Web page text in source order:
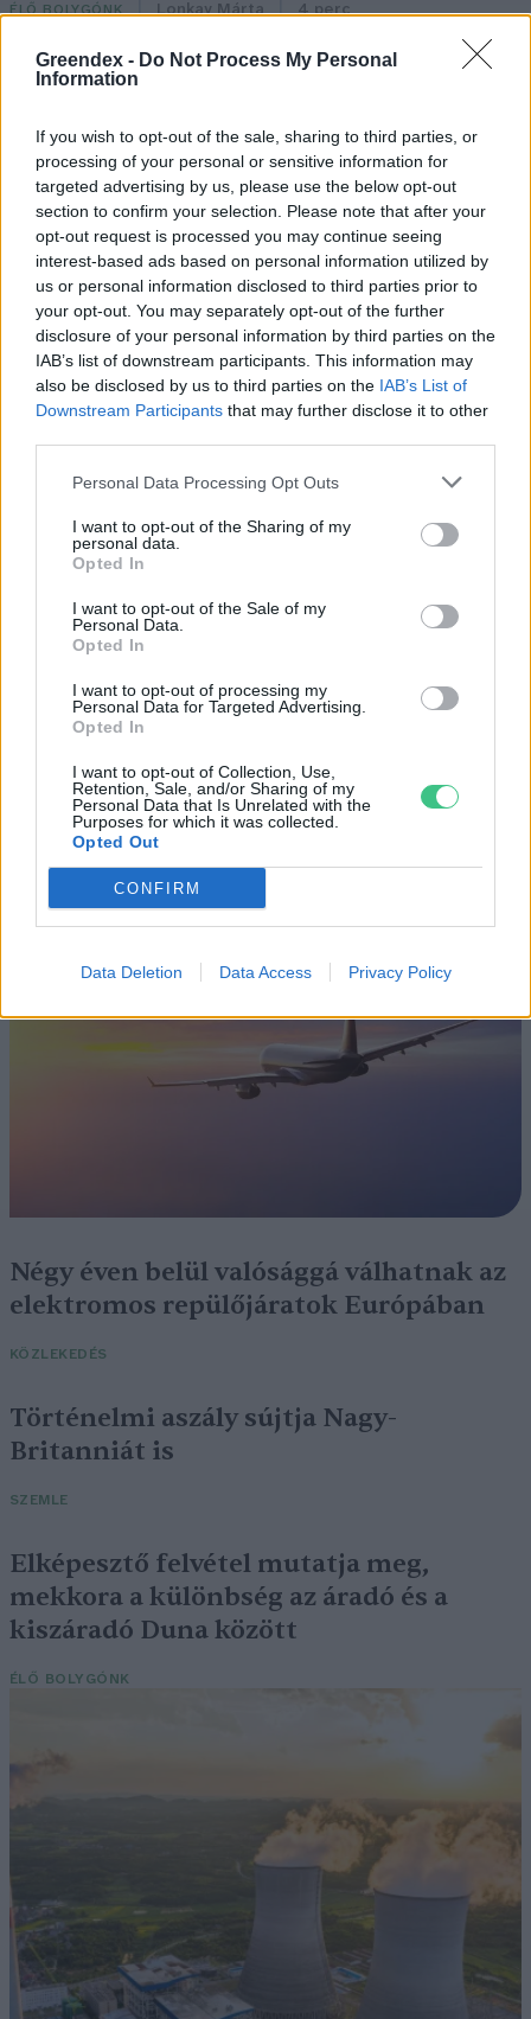
Greendex - Do Not Process My Personal
Information
If you wish to opt-out of the sale, sharing to third parties, or
processing of your personal or sensitive information for
targeted advertising by us, please use the below opt-out
section to confirm your selection. Please note that after your
opt-out request is processed you may continue seeing
interest-based ads based on personal information utilized by
us or personal information disclosed to third parties prior to
your opt-out. You may separately opt-out of the further
disclosure of your personal information by third parties on the
IAB’s list of downstream participants. This information may
also be disclosed by us to third parties on the IAB’s List of
Downstream Participants that may further disclose it to other
Personal Data Processing Opt Outs
I want to opt-out of the Sharing of my
personal data.
Opted In
I want to opt-out of the Sale of my
Personal Data.
Opted In
I want to opt-out of processing my
Personal Data for Targeted Advertising.
Opted In
I want to opt-out of Collection, Use,
Retention, Sale, and/or Sharing of my
Personal Data that Is Unrelated with the
Purposes for which it was collected.
Opted Out
CONFIRM
Data Deletion Data Access Privacy Policy
ÉLŐ BOLYGÓNK Lonkay Márta 4 perc
A vitorlavirág ideális szobanövény, hiszen kiválóan tűri a meleget
hétvégén a közönséget a 160 éves
Fővárosi Állatkert
ÉLŐ BOLYGÓNK
Szedd magad őszibarack: itt vannak
a legjobb lelőhelyek!
Négy éven belül valósággá válhatnak az
elektromos repülőjáratok Európában
KÖZLEKEDÉS
Történelmi aszály sújtja Nagy-
Britanniát is
SZEMLE
Elképesztő felvétel mutatja meg,
mekkora a különbség az áradó és a
kiszáradó Duna között
ÉLŐ BOLYGÓNK